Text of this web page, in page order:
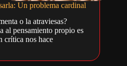
Un problema cardinal
o la atraviesas?
al pensamiento propio es
crítica nos hace